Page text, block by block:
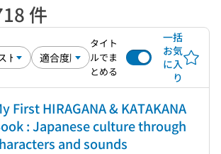
件
タイト
ルでま
とめる
一括
お気
に入
り
First HIRAGANA & KATAKANA
: Japanese culture through
and sounds